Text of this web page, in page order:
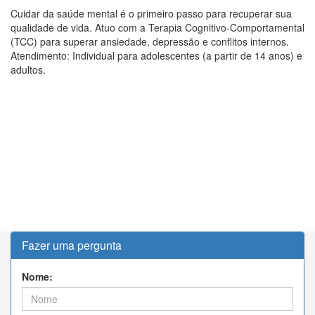
Cuidar da saúde mental é o primeiro passo para recuperar sua
qualidade de vida. Atuo com a Terapia Cognitivo-Comportamental
(TCC) para superar ansiedade, depressão e conflitos internos.
​Atendimento: Individual para adolescentes (a partir de 14 anos) e
adultos.
Fazer uma pergunta
Nome: